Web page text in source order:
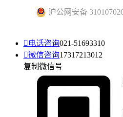
沪公网安备
 电话咨询021-51693310
微信咨询17317213012
复制微信号